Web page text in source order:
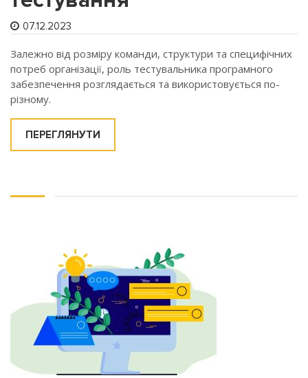
07.12.2023
Залежно від розміру команди, структури та специфічних
потреб організації, роль тестувальника програмного
забезпечення розглядається та використовується по-
різному.
ПЕРЕГЛЯНУТИ